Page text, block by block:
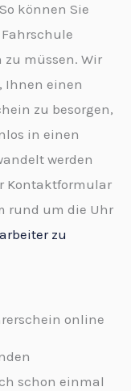
können Sie
müssen. Wir
Ihnen einen
zu besorgen,
in einen
werden
Kontaktformular
rund um die Uhr
zu
online
schon einmal